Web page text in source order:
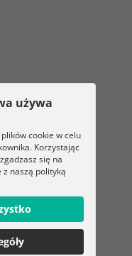
używa
cookie w celu
Korzystając
się na
naszą polityką